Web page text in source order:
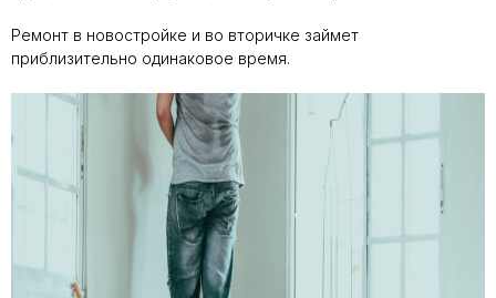
Ремонт в новостройке и во вторичке займет
приблизительно одинаковое время.